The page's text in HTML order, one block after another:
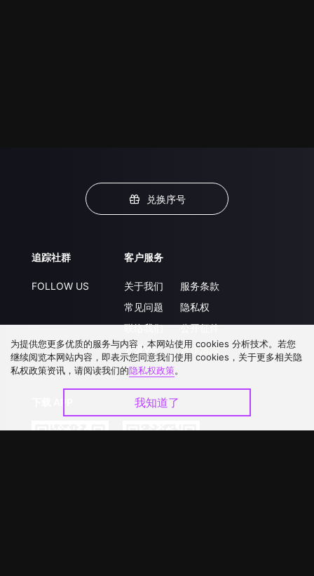
兑换序号
追踪社群
FOLLOW US
客户服务
关于我们
常见问题
联络我们
升级VIP
服务条款
隐私权
公开征件
合作洽談
为提供您更多优质的服务与内容，本网站使用 cookies 分析技术。若您
继续阅览本网站内容，即表示您同意我们使用 cookies，关于更多相关隐
私权政策资讯，请阅读我们的隐私权政策。
我知道了